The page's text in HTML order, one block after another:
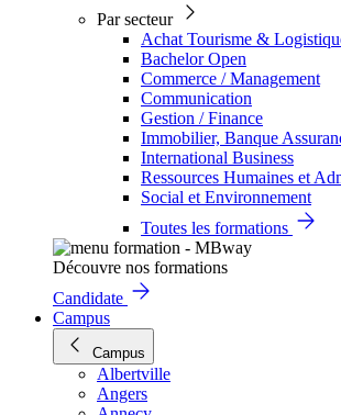
Par secteur
Achat Tourisme &
Bachelor Open
Commerce / Management
Communication
Gestion / Finance
Immobilier, Banque
International Business
Ressources Humaines et
Social et Environnement
Toutes les formations
Découvre nos formations
Candidate
Campus
Campus
Albertville
Angers